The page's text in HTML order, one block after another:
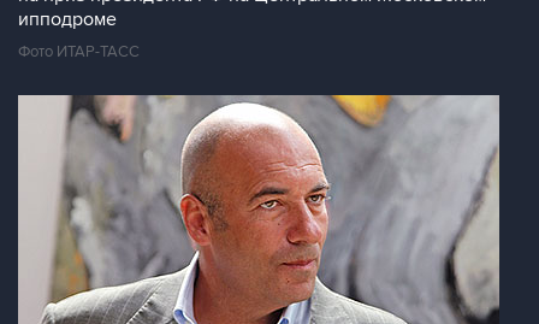
ипподроме
Фото ИТАР-ТАСС